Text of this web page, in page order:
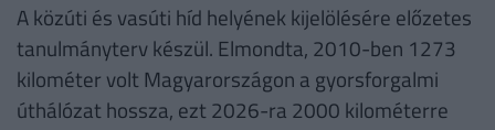
A közúti és vasúti híd helyének kijelölésére előzetes
tanulmányterv készül. Elmondta, 2010-ben 1273
kilométer volt Magyarországon a gyorsforgalmi
úthálózat hossza, ezt 2026-ra 2000 kilométerre